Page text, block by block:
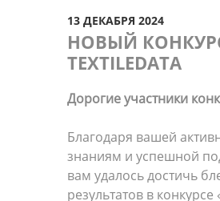
13 ДЕКАБРЯ 2024
НОВЫЙ
TEXTILEDATA
Дорогие участники
Благодаря вашей
знаниям и успешной
вам удалось достичь
результатов в конкурсе